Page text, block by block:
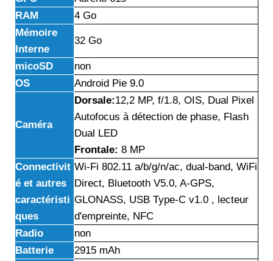
RAM
4 Go
Mémoire
Interne
32 Go
micoSD
non
OS
Android Pie 9.0
Caméra
Dorsale:12,2 MP, f/1.8, OIS, Dual Pixel
Autofocus à détection de phase, Flash
Dual LED
Frontale: 8 MP
Connectivit
é et autres
caractéristi
ques
Wi-Fi 802.11 a/b/g/n/ac, dual-band, WiFi
Direct, Bluetooth V5.0, A-GPS,
GLONASS, USB Type-C v1.0 , lecteur
d'empreinte, NFC
Radio
non
Batterie
2915 mAh